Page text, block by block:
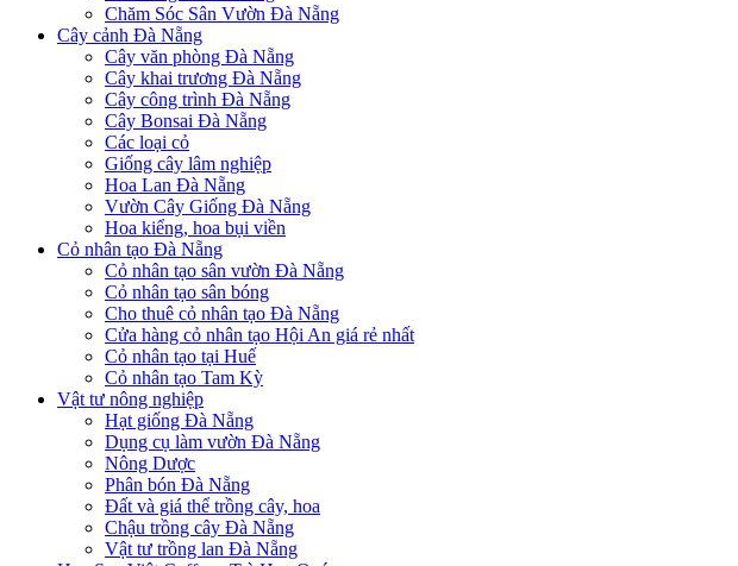
Chăm Sóc Sân Vườn Đà Nẵng
Cây cảnh Đà Nẵng
Cây văn phòng Đà Nẵng
Cây khai trương Đà Nẵng
Cây công trình Đà Nẵng
Cây Bonsai Đà Nẵng
Các loại cỏ
Giống cây lâm nghiệp
Hoa Lan Đà Nẵng
Vườn Cây Giống Đà Nẵng
Hoa kiểng, hoa bụi viền
Cỏ nhân tạo Đà Nẵng
Cỏ nhân tạo sân vườn Đà Nẵng
Cỏ nhân tạo sân bóng
Cho thuê cỏ nhân tạo Đà Nẵng
Cửa hàng cỏ nhân tạo Hội An giá rẻ nhất
Cỏ nhân tạo tại Huế
Cỏ nhân tạo Tam Kỳ
Vật tư nông nghiệp
Hạt giống Đà Nẵng
Dụng cụ làm vườn Đà Nẵng
Nông Dược
Phân bón Đà Nẵng
Đất và giá thể trồng cây, hoa
Chậu trồng cây Đà Nẵng
Vật tư trồng lan Đà Nẵng